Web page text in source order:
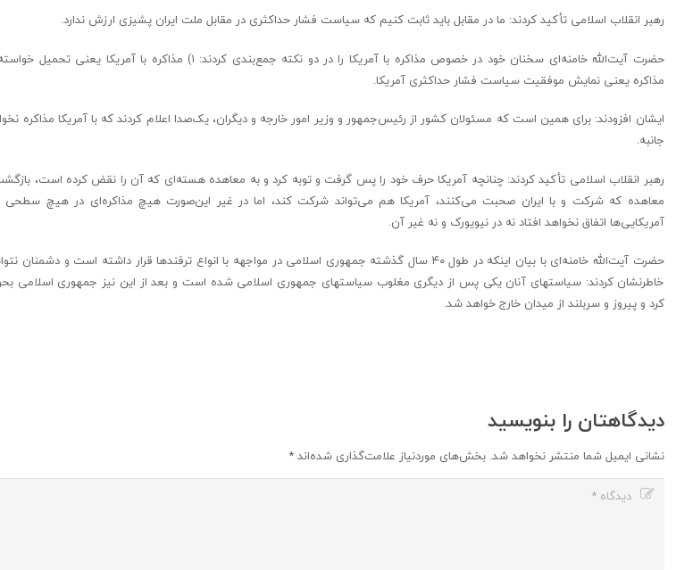
رهبر انقلاب اسلامی تأکید کردند: ما در مقابل باید ثابت کنیم که سیاست فشار حداکثری در مقابل ملت ایران پشیزی ارزش ندارد.
مذاکره یعنی نمایش موفقیت سیاست فشار حداکثری آمریکا.
ایشان افزودند: برای همین است که مسئولان کشور از رئیس‌جمهور و وزیر امور خارجه و دیگران، یک‌صدا اعلام کردند که با آمریکا مذاکره
جانبه.
رهبر انقلاب اسلامی تأکید کردند: چنانچه آمریکا حرف خود را پس گرفت و توبه کرد و به معاهده هسته‌ای که آن را نقض کرده است،
معاهده که شرکت و با ایران صحبت می‌کنند، آمریکا هم می‌تواند شرکت کند، اما در غیر این‌صورت هیچ مذاکره‌ای در هیچ
آمریکایی‌ها اتفاق نخواهد افتاد نه در نیویورک و نه غیر آن.
حضرت آیت‌الله خامنه‌ای با بیان اینکه در طول ۴۰ سال گذشته جمهوری اسلامی در مواجهه با انواع ترفندها قرار داشته است و
خاطرنشان کردند: سیاستهای آنان یکی پس از دیگری مغلوب سیاستهای جمهوری اسلامی شده است و بعد از این نیز جمهوری اسلامی
کرد و پیروز و سربلند از میدان خارج خواهد شد.
دیدگاهتان را بنویسید
نشانی ایمیل شما منتشر نخواهد شد. بخش‌های موردنیاز علامت‌گذاری شده‌اند*